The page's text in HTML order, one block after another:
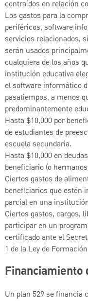
contraídos en relación
Los gastos para la
periféricos, software
servicios relacionados,
serán usados
cualquiera de los años
institución educativa
el software informático
pasatiempos, a menos
predominantemente
Hasta $10,000 por
de estudiantes de
escuela secundaria.
Hasta $10,000 en
beneficiario (o
Ciertos gastos de
beneficiarios que estén
parcial en una
Ciertos gastos, cargos,
participar en un
certificado ante el
1 de la Ley de
Financiamiento
Un plan 529 se financia